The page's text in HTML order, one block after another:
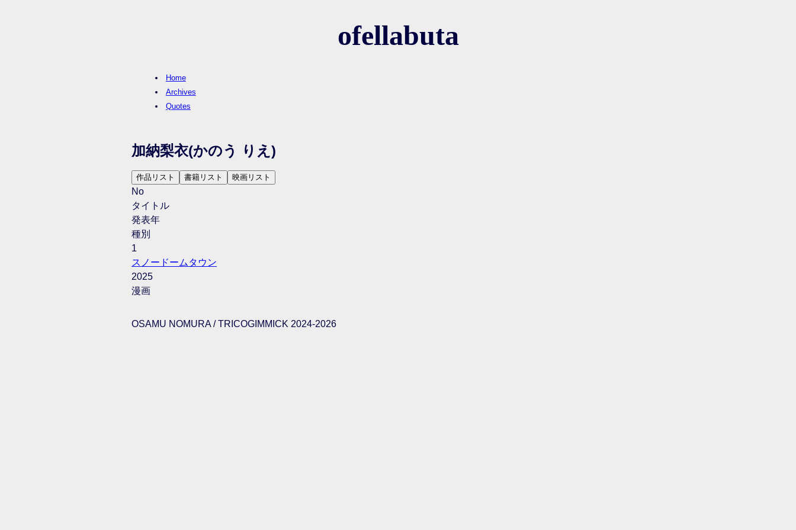
ofellabuta
Home
Archives
Quotes
加納梨衣(かのう りえ)
作品リスト 書籍リスト 映画リスト
No
タイトル
発表年
種別
1
スノードームタウン
2025
漫画
OSAMU NOMURA / TRICOGIMMICK 2024-2026